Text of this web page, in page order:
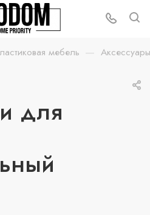
мебель —
для